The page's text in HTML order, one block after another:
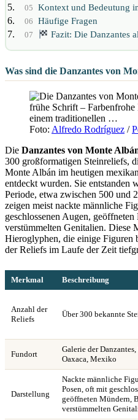
05 Kontext und Bedeutung
06 Häufige Fragen
07 Fazit: Die Danzantes
Was sind die Danzantes von
Foto: Alfredo Rodríguez /
Die Danzantes von Monte
300 großformatigen Steinreliefs,
Monte Albán im heutigen
entdeckt wurden. Sie entstanden
Periode, etwa zwischen 500 und
zeigen meist nackte männliche
geschlossenen Augen,
verstümmelten Genitalien. Diese
Hieroglyphen, die einige Figuren
der Reliefs im Laufe der Zeit
Merkmal Beschreibung
Anzahl der
Reliefs
Über 300 bekannte
Fundort
Galerie der
Oaxaca, Mexiko
Darstellung
Nackte männliche
Posen, oft mit
geöffneten Mündern,
verstümmelten